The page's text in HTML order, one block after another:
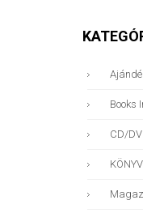
Books
CD/